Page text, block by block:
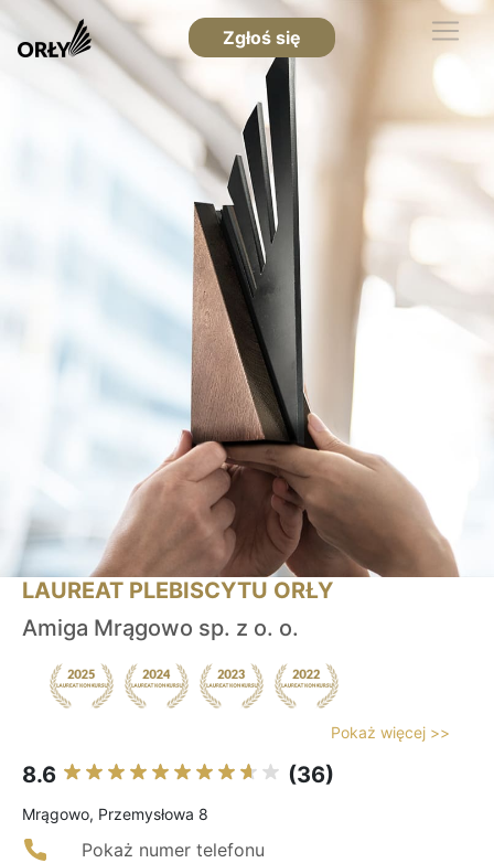
Zgłoś się
LAUREAT PLEBISCYTU ORŁY
Amiga Mrągowo sp. z o. o.
Pokaż więcej >>
8.6 (36)
Mrągowo, Przemysłowa 8
Pokaż numer telefonu